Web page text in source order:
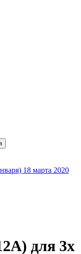
18 марта 2020
для 3х